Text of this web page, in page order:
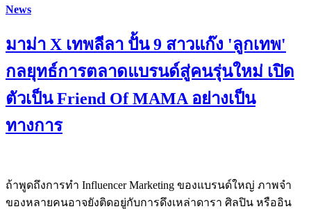
News
มาม่า X เทพลีลา ปั้น 9 สาวแก๊ง 'ลูกเทพ'
กลยุทธ์การตลาดแบรนด์สู่คนรุ่นใหม่ เปิด
ตัวเป็น Friend Of MAMA อย่างเป็น
ทางการ
ถ้าพูดถึงการทำ Influencer Marketing ของแบรนด์ใหญ่ ภาพจำ
ของหลายคนอาจยังติดอยู่กับการดึงเหล่าดารา ศิลปิน หรืออิน